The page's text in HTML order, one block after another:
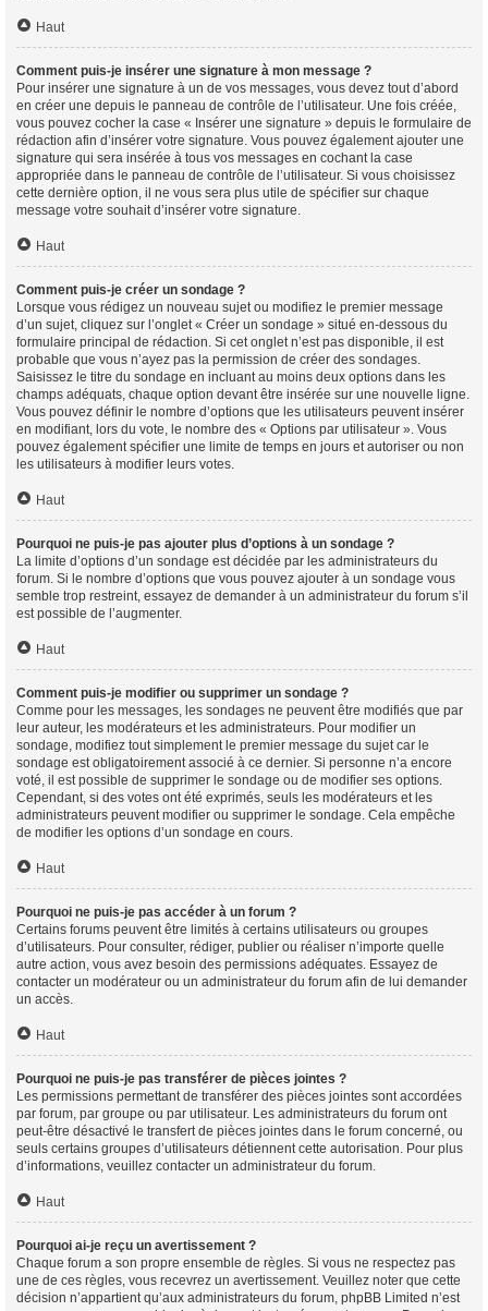
Haut
Comment puis-je insérer une signature à mon message ?
Pour insérer une signature à un de vos messages, vous devez tout d’abord
en créer une depuis le panneau de contrôle de l’utilisateur. Une fois créée,
vous pouvez cocher la case « Insérer une signature » depuis le formulaire de
rédaction afin d’insérer votre signature. Vous pouvez également ajouter une
signature qui sera insérée à tous vos messages en cochant la case
appropriée dans le panneau de contrôle de l’utilisateur. Si vous choisissez
cette dernière option, il ne vous sera plus utile de spécifier sur chaque
message votre souhait d’insérer votre signature.
Haut
Comment puis-je créer un sondage ?
Lorsque vous rédigez un nouveau sujet ou modifiez le premier message
d’un sujet, cliquez sur l’onglet « Créer un sondage » situé en-dessous du
formulaire principal de rédaction. Si cet onglet n’est pas disponible, il est
probable que vous n’ayez pas la permission de créer des sondages.
Saisissez le titre du sondage en incluant au moins deux options dans les
champs adéquats, chaque option devant être insérée sur une nouvelle ligne.
Vous pouvez définir le nombre d’options que les utilisateurs peuvent insérer
en modifiant, lors du vote, le nombre des « Options par utilisateur ». Vous
pouvez également spécifier une limite de temps en jours et autoriser ou non
les utilisateurs à modifier leurs votes.
Haut
Pourquoi ne puis-je pas ajouter plus d’options à un sondage ?
La limite d’options d’un sondage est décidée par les administrateurs du
forum. Si le nombre d’options que vous pouvez ajouter à un sondage vous
semble trop restreint, essayez de demander à un administrateur du forum s’il
est possible de l’augmenter.
Haut
Comment puis-je modifier ou supprimer un sondage ?
Comme pour les messages, les sondages ne peuvent être modifiés que par
leur auteur, les modérateurs et les administrateurs. Pour modifier un
sondage, modifiez tout simplement le premier message du sujet car le
sondage est obligatoirement associé à ce dernier. Si personne n’a encore
voté, il est possible de supprimer le sondage ou de modifier ses options.
Cependant, si des votes ont été exprimés, seuls les modérateurs et les
administrateurs peuvent modifier ou supprimer le sondage. Cela empêche
de modifier les options d’un sondage en cours.
Haut
Pourquoi ne puis-je pas accéder à un forum ?
Certains forums peuvent être limités à certains utilisateurs ou groupes
d’utilisateurs. Pour consulter, rédiger, publier ou réaliser n’importe quelle
autre action, vous avez besoin des permissions adéquates. Essayez de
contacter un modérateur ou un administrateur du forum afin de lui demander
un accès.
Haut
Pourquoi ne puis-je pas transférer de pièces jointes ?
Les permissions permettant de transférer des pièces jointes sont accordées
par forum, par groupe ou par utilisateur. Les administrateurs du forum ont
peut-être désactivé le transfert de pièces jointes dans le forum concerné, ou
seuls certains groupes d’utilisateurs détiennent cette autorisation. Pour plus
d’informations, veuillez contacter un administrateur du forum.
Haut
Pourquoi ai-je reçu un avertissement ?
Chaque forum a son propre ensemble de règles. Si vous ne respectez pas
une de ces règles, vous recevrez un avertissement. Veuillez noter que cette
décision n’appartient qu’aux administrateurs du forum, phpBB Limited n’est